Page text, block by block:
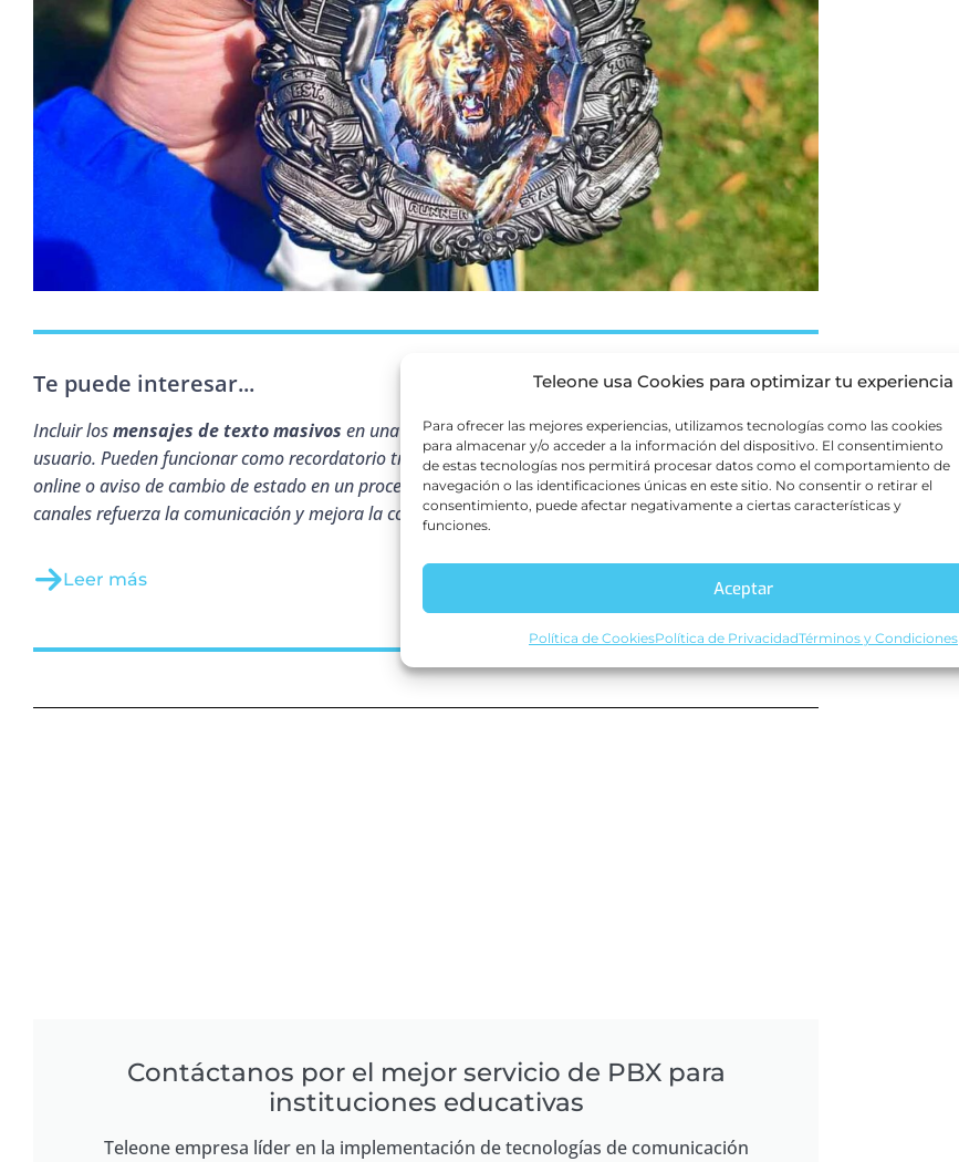
Teleone usa Cookies para optimizar tu experiencia
Para ofrecer las mejores experiencias, utilizamos tecnologías como las cookies
para almacenar y/o acceder a la información del dispositivo. El consentimiento
de estas tecnologías nos permitirá procesar datos como el comportamiento de
navegación o las identificaciones únicas en este sitio. No consentir o retirar el
consentimiento, puede afectar negativamente a ciertas características y
funciones.
Aceptar
Política de CookiesPolítica de PrivacidadTérminos y Condiciones
Te puede interesar...
Incluir losmensajes de texto masivos en una estrategia omnicanal mejora la experiencia del
usuario. Pueden funcionar como recordatorio tras un email, confirmación posterior a una compra
online o aviso de cambio de estado en un proceso. Su combinación con llamadas, WhatsApp u otros
canales refuerza la comunicación y mejora la conversión.
Leer más
Contáctanos por el mejor servicio de PBX para
instituciones educativas
Teleone empresa líder en la implementación de tecnologías de comunicación